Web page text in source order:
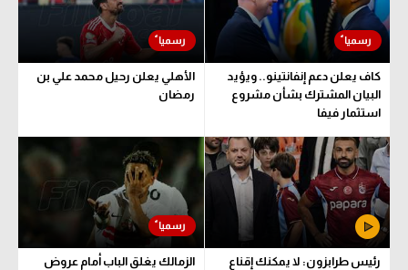
كاف يعلن دعم إنفانتينو.. ويؤيد
البيان المشترك بشأن مشروع
استثمار فيفا
الأهلي يعلن رحيل محمد علي بن
رمضان
رئيس طرابزون: لا يمكنك إقناع
الزمالك يغلق الباب أمام عروض